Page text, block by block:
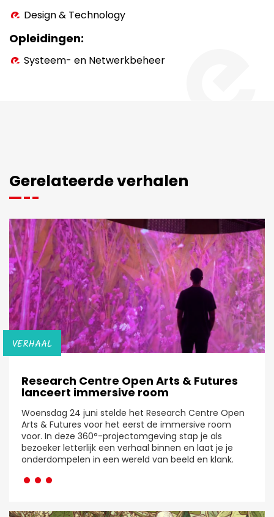
Design & Technology
Opleidingen
Systeem- en Netwerkbeheer
Gerelateerde verhalen
VERHAAL
Research Centre Open Arts & Futures
lanceert immersive room
Woensdag 24 juni stelde het Research Centre Open
Arts & Futures voor het eerst de immersive room
voor. In deze 360°-projectomgeving stap je als
bezoeker letterlijk een verhaal binnen en laat je je
onderdompelen in een wereld van beeld en klank.
···